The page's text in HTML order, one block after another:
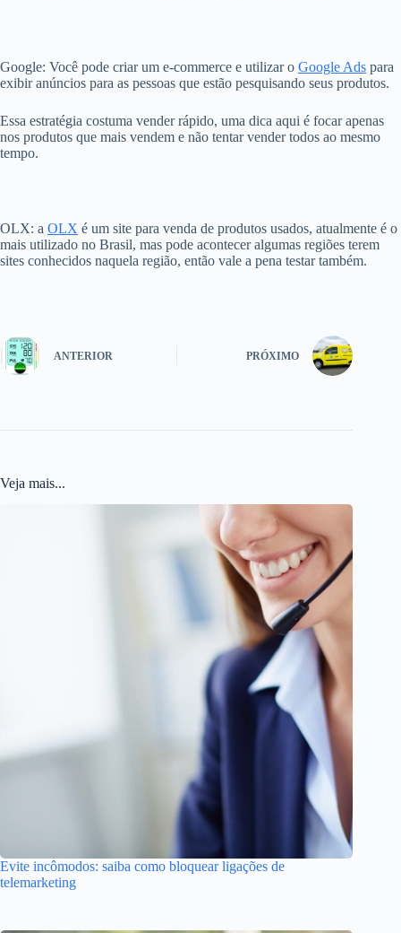
Google: Você pode criar um e-commerce e utilizar o Google Ads para
exibir anúncios para as pessoas que estão pesquisando seus produtos.
Essa estratégia costuma vender rápido, uma dica aqui é focar apenas
nos produtos que mais vendem e não tentar vender todos ao mesmo
tempo.
OLX: a OLX é um site para venda de produtos usados, atualmente é o
mais utilizado no Brasil, mas pode acontecer algumas regiões terem
sites conhecidos naquela região, então vale a pena testar também.
ANTERIOR PRÓXIMO
Veja mais...
Evite incômodos: saiba como bloquear ligações de
telemarketing